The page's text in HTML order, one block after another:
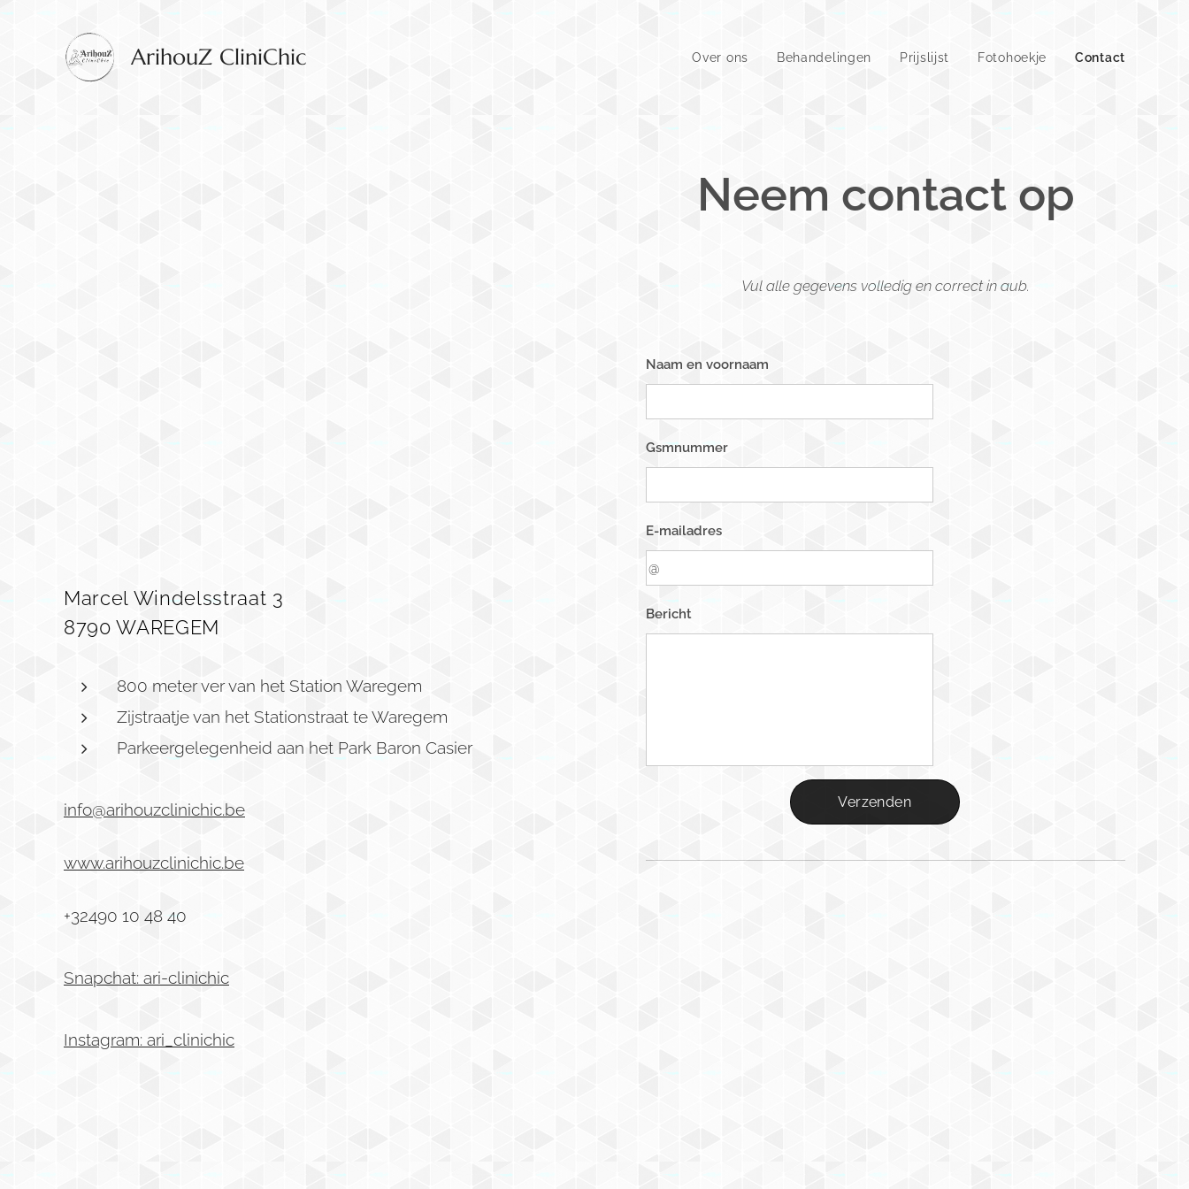
ArihouZ CliniChic Over ons Behandelingen Prijslijst Fotohoekje Contact
Marcel Windelsstraat 3
8790 WAREGEM
800 meter ver van het Station Waregem
Zijstraatje van het Stationstraat te Waregem
Parkeergelegenheid aan het Park Baron Casier
info@arihouzclinichic.be
www.arihouzclinichic.be
+32490 10 48 40
Snapchat: ari-clinichic
Instagram: ari_clinichic
Neem contact op
Vul alle gegevens volledig en correct in aub.
Naam en voornaam
Gsmnummer
E-mailadres
Bericht
Verzenden